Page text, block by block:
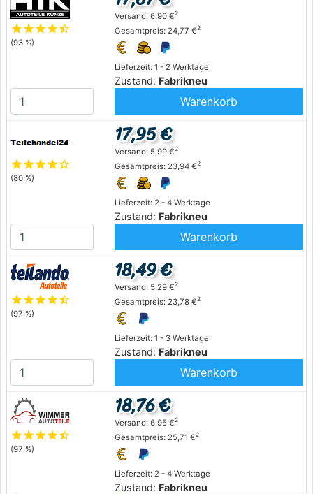
starstarstarstarstar_half
(93 %)
Lieferzeit: 1 - 2 Werktage
Zustand: Fabrikneu
Versand: 6,90 €2
Gesamtpreis: 24,77 €2
Warenkorb
starstarstarstarstar_outline
(80 %)
Lieferzeit: 2 - 4 Werktage
Zustand: Fabrikneu
17,95 €
Versand: 5,99 €2
Gesamtpreis: 23,94 €2
Warenkorb
starstarstarstarstar_half
(97 %)
Lieferzeit: 1 - 3 Werktage
Zustand: Fabrikneu
18,49 €
Versand: 5,29 €2
Gesamtpreis: 23,78 €2
Warenkorb
starstarstarstarstar_half
(97 %)
Lieferzeit: 2 - 4 Werktage
Zustand: Fabrikneu
18,76 €
Versand: 6,95 €2
Gesamtpreis: 25,71 €2